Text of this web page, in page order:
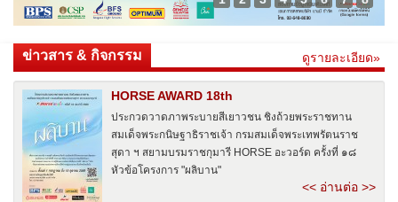
ข่าวสาร & กิจกรรม ดูรายละเอียด»
HORSE AWARD 18th
ประกวดวาดภาพระบายสีเยาวชน ชิงถ้วยพระราชทาน
สมเด็จพระกนิษฐาธิราชเจ้า กรมสมเด็จพระเทพรัตนราช
สุดา ฯ สยามบรมราชกุมารี HORSE อะวอร์ด ครั้งที่ ๑๘
หัวข้อโครงการ "ผลิบาน"
<< อ่านต่อ >>